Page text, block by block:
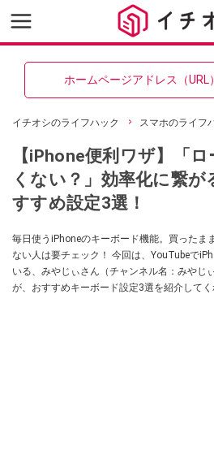
ホームページアドレス（
イチオシのライフハック スマホのライフ
【iPhone便利ワザ】「
くない？」効率化に繋
すすめ設定3選！
毎日使うiPhoneのキーボード機能。買ったま
ない人は要チェック！ 今回は、YouTubeで
いる、みやじぃさん（チャンネル名：みやじ
が、おすすめキーボード設定3選を紹介して
機能の削除や、フリック入力の便利機能まで